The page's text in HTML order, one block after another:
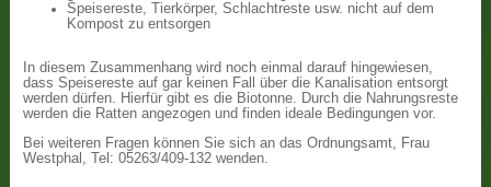
Speisereste, Tierkörper, Schlachtreste usw. nicht auf dem
Kompost zu entsorgen
In diesem Zusammenhang wird noch einmal darauf hingewiesen,
dass Speisereste auf gar keinen Fall über die Kanalisation entsorgt
werden dürfen. Hierfür gibt es die Biotonne. Durch die Nahrungsreste
werden die Ratten angezogen und finden ideale Bedingungen vor.
Bei weiteren Fragen können Sie sich an das Ordnungsamt, Frau
Westphal, Tel: 05263/409-132 wenden.